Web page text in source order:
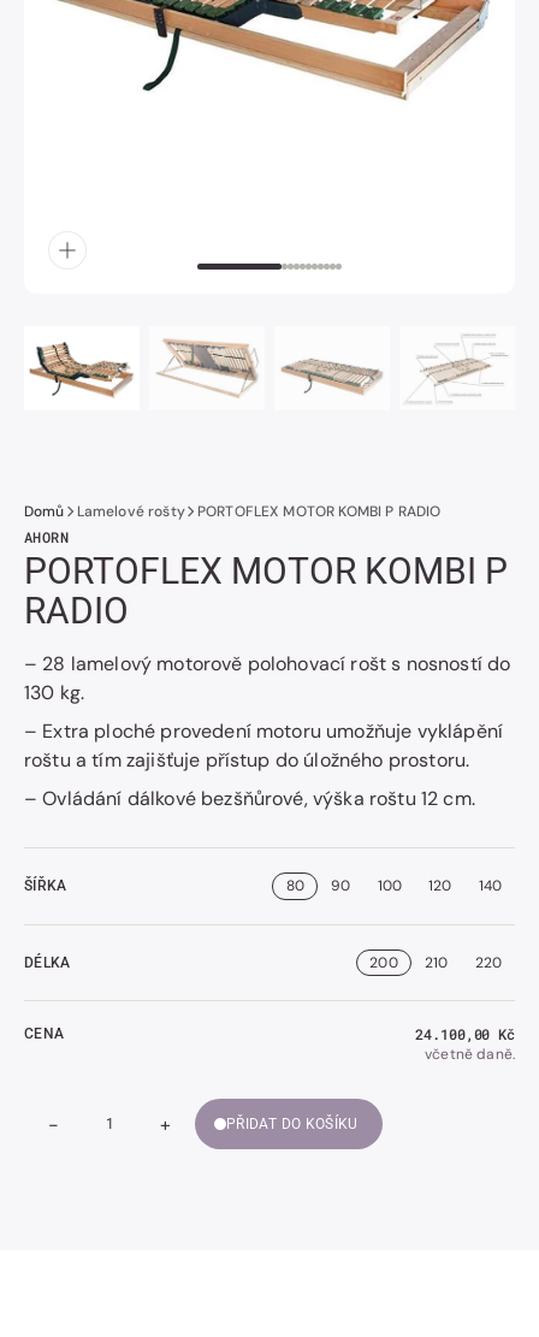
číslo
1
v
galerii.
Domů Lamelové rošty
PORTOFLEX MOTOR KOMBI P RADIO
AHORN
PORTOFLEX MOTOR KOMBI P
RADIO
– 28 lamelový motorově polohovací rošt s nosností do
130 kg.
– Extra ploché provedení motoru umožňuje vyklápění
roštu a tím zajišťuje přístup do úložného prostoru.
– Ovládání dálkové bezšňůrové, výška roštu 12 cm.
ŠÍŘKA 80 90 100 120 140
DÉLKA 200 210 220
CENA Běžná
cena
24.100,00 Kč
včetně daně.
Snížit
-
Zvýšit
množství
+ PŘIDAT DO KOŠÍKU